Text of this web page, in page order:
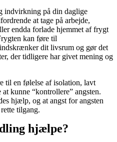
indvirkning på din daglige
at tage på arbejde,
endda forlade hjemmet af frygt
kan føre til
dit livsrum og gør det
der tidligere har givet mening og
til en følelse af isolation, lavt
kunne “kontrollere” angsten.
hjælp, og at angst for angsten
tilgang.
hjælpe?